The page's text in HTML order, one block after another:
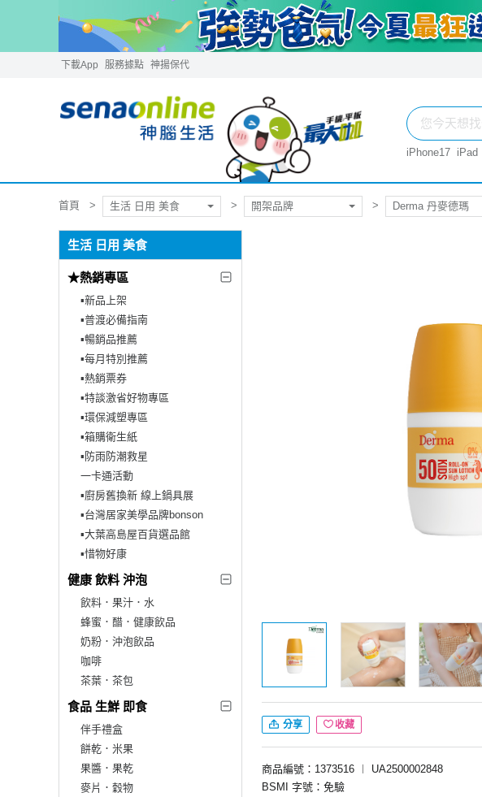
下載App 服務據點 神揚保代
iPhone17 iPad
首頁 生活 日用 美食 開架品牌 Derma 丹麥德瑪
生活 日用 美食
★熱銷專區
▪︎新品上架
▪︎普渡必備指南
▪︎暢銷品推薦
▪︎每月特別推薦
▪︎熱銷票券
▪︎特談激省好物專區
▪︎環保減塑專區
▪︎箱購衛生紙
▪︎防雨防潮救星
一卡通活動
▪︎廚房舊換新 線上鍋具展
▪︎台灣居家美學品牌bonson
▪︎大葉高島屋百貨選品館
▪︎惜物好康
健康 飲料 沖泡
飲料．果汁．水
蜂蜜．醋．健康飲品
奶粉．沖泡飲品
咖啡
茶葉．茶包
食品 生鮮 即食
伴手禮盒
餅乾．米果
果醬．果乾
麥片．穀物
分享 收藏
商品編號：1373516 ︱
UA2500002848
BSMI 字號：免驗